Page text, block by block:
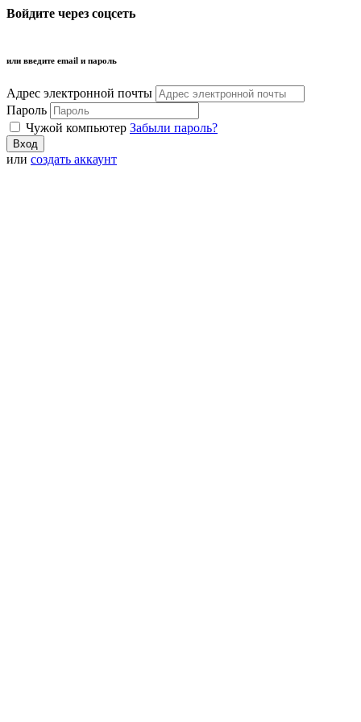
Войдите через соцсеть
или введите email и пароль
Адрес электронной почты
Пароль
Чужой компьютер Забыли пароль?
или создать аккаунт